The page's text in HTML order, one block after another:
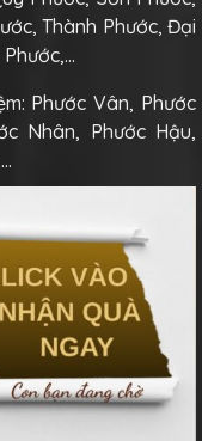
Thành Phước, Đại
Phước Vân, Phước
Nhân, Phước Hậu,